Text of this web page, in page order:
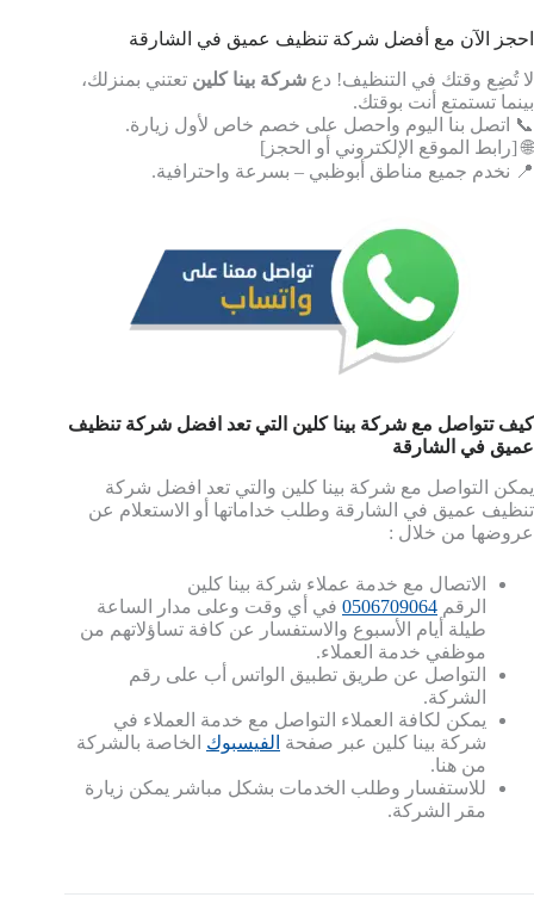
احجز الآن مع أفضل شركة تنظيف عميق في الشارقة
لا تُضِع وقتك في التنظيف! دع شركة بينا كلين تعتني بمنزلك،
بينما تستمتع أنت بوقتك.
📞 اتصل بنا اليوم واحصل على خصم خاص لأول زيارة.
🌐 [رابط الموقع الإلكتروني أو الحجز]
📍 نخدم جميع مناطق أبوظبي – بسرعة واحترافية.
كيف تتواصل مع شركة بينا كلين التي تعد افضل شركة تنظيف
عميق في الشارقة
يمكن التواصل مع شركة بينا كلين والتي تعد افضل شركة
تنظيف عميق في الشارقة وطلب خداماتها أو الاستعلام عن
عروضها من خلال :
الاتصال مع خدمة عملاء شركة بينا كلين
الرقم ‎0506709064 في أي وقت وعلى مدار الساعة
طيلة أيام الأسبوع والاستفسار عن كافة تساؤلاتهم من
موظفي خدمة العملاء.
التواصل عن طريق تطبيق الواتس أب على رقم
الشركة.
يمكن لكافة العملاء التواصل مع خدمة العملاء في
شركة بينا كلين عبر صفحة الفيسبوك الخاصة بالشركة
من هنا.
للاستفسار وطلب الخدمات بشكل مباشر يمكن زيارة
مقر الشركة.